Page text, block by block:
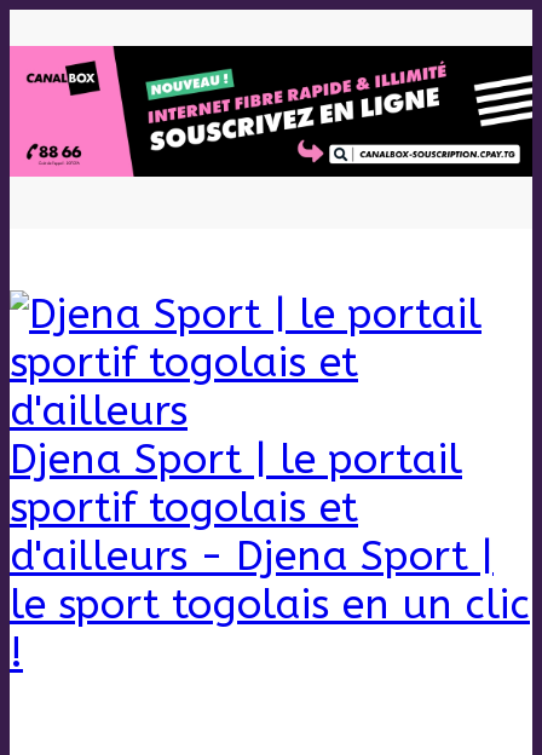
Djena Sport | le portail
sportif togolais et
d'ailleurs - Djena Sport |
le sport togolais en un clic
!